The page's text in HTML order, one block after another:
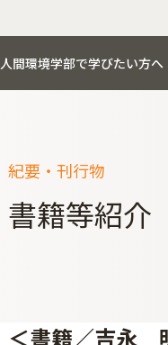
人間環境学部で学びたい方へ
紀要・刊行物
書籍等紹介
＜書籍／吉永